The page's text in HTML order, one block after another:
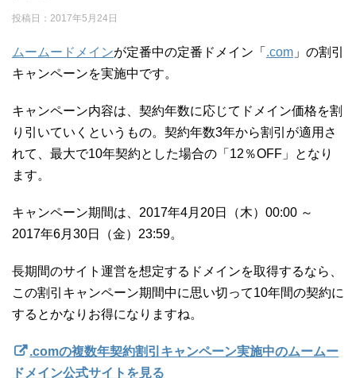
投稿日： 2017年5月24日
ムームードメインが定番中の定番ドメイン「 .com 」の割引
キャンペーンを実施中です。
キャンペーン内容は、契約年数に応じてドメイン価格を割
り引いていくというもの。契約年数3年から割引が適用さ
れて、最大で10年契約とした場合の「12％OFF」となり
ます。
キャンペーン期間は、2017年4月20日（木）00:00 ～
2017年6月30日（金）23:59。
長期間のサイト運営を想定するドメインを取得するなら、
この割引キャンペーン期間中に思い切って10年間の契約に
するとかなりお得になりますね。
.comの複数年契約割引キャンペーン実施中のムームー
ドメイン公式サイトを見る